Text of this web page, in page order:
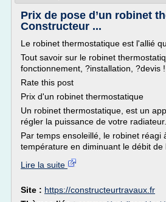
Prix de pose d’un robinet
Constructeur ...
Le robinet thermostatique est l'allié
Tout savoir sur le robinet
fonctionnement, ?installation, ?devis !
Rate this post
Prix d'un robinet thermostatique
Un robinet thermostatique, est un
régler la puissance de votre radiateur.
Par temps ensoleillé, le robinet réagi
température en diminuant le débit de
Lire la suite
Site : https://constructeurtravaux.fr